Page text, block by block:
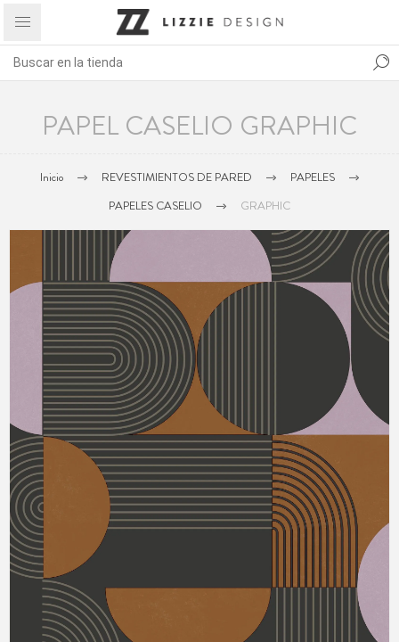
PAPEL CASELIO GRAPHIC
Inicio REVESTIMIENTOS DE PARED
PAPELES
PAPELES CASELIO
GRAPHIC